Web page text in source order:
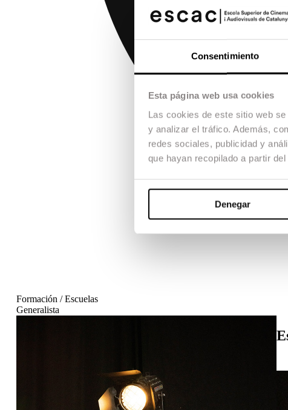
Consentimiento
Esta página web usa cookies
Las cookies de este sitio web
y analizar el tráfico. Además,
redes sociales, publicidad y
que hayan recopilado a partir
Denegar
Formación / Escuelas
Generalista